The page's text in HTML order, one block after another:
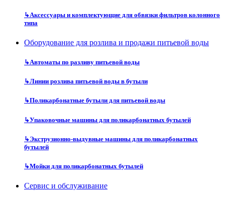
↳Аксессуары и комплектующие для обвязки фильтров колонного
типа
Оборудование для розлива и продажи питьевой воды
↳Автоматы по разливу питьевой воды
↳Линии розлива питьевой воды в бутыли
↳Поликарбонатные бутыли для питьевой воды
↳Упаковочные машины для поликарбонатных бутылей
↳Экструзионно-выдувные машины для поликарбонатных
бутылей
↳Мойки для поликарбонатных бутылей
Сервис и обслуживание